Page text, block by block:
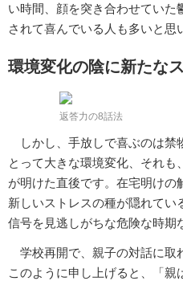
い時間、顔を突き合わせていた
されて喜んでいる人も多いと思
環境変化の陰に新たな
返答力の8話法
しかし、手放しで喜ぶのは禁
とって大きな環境変化、それ
が明けた直後です。在宅明けの
新しいストレスの種が隠れて
信号を見逃しがちな危険な時期
学校再開で、親子の対話に取
このように申し上げると、「